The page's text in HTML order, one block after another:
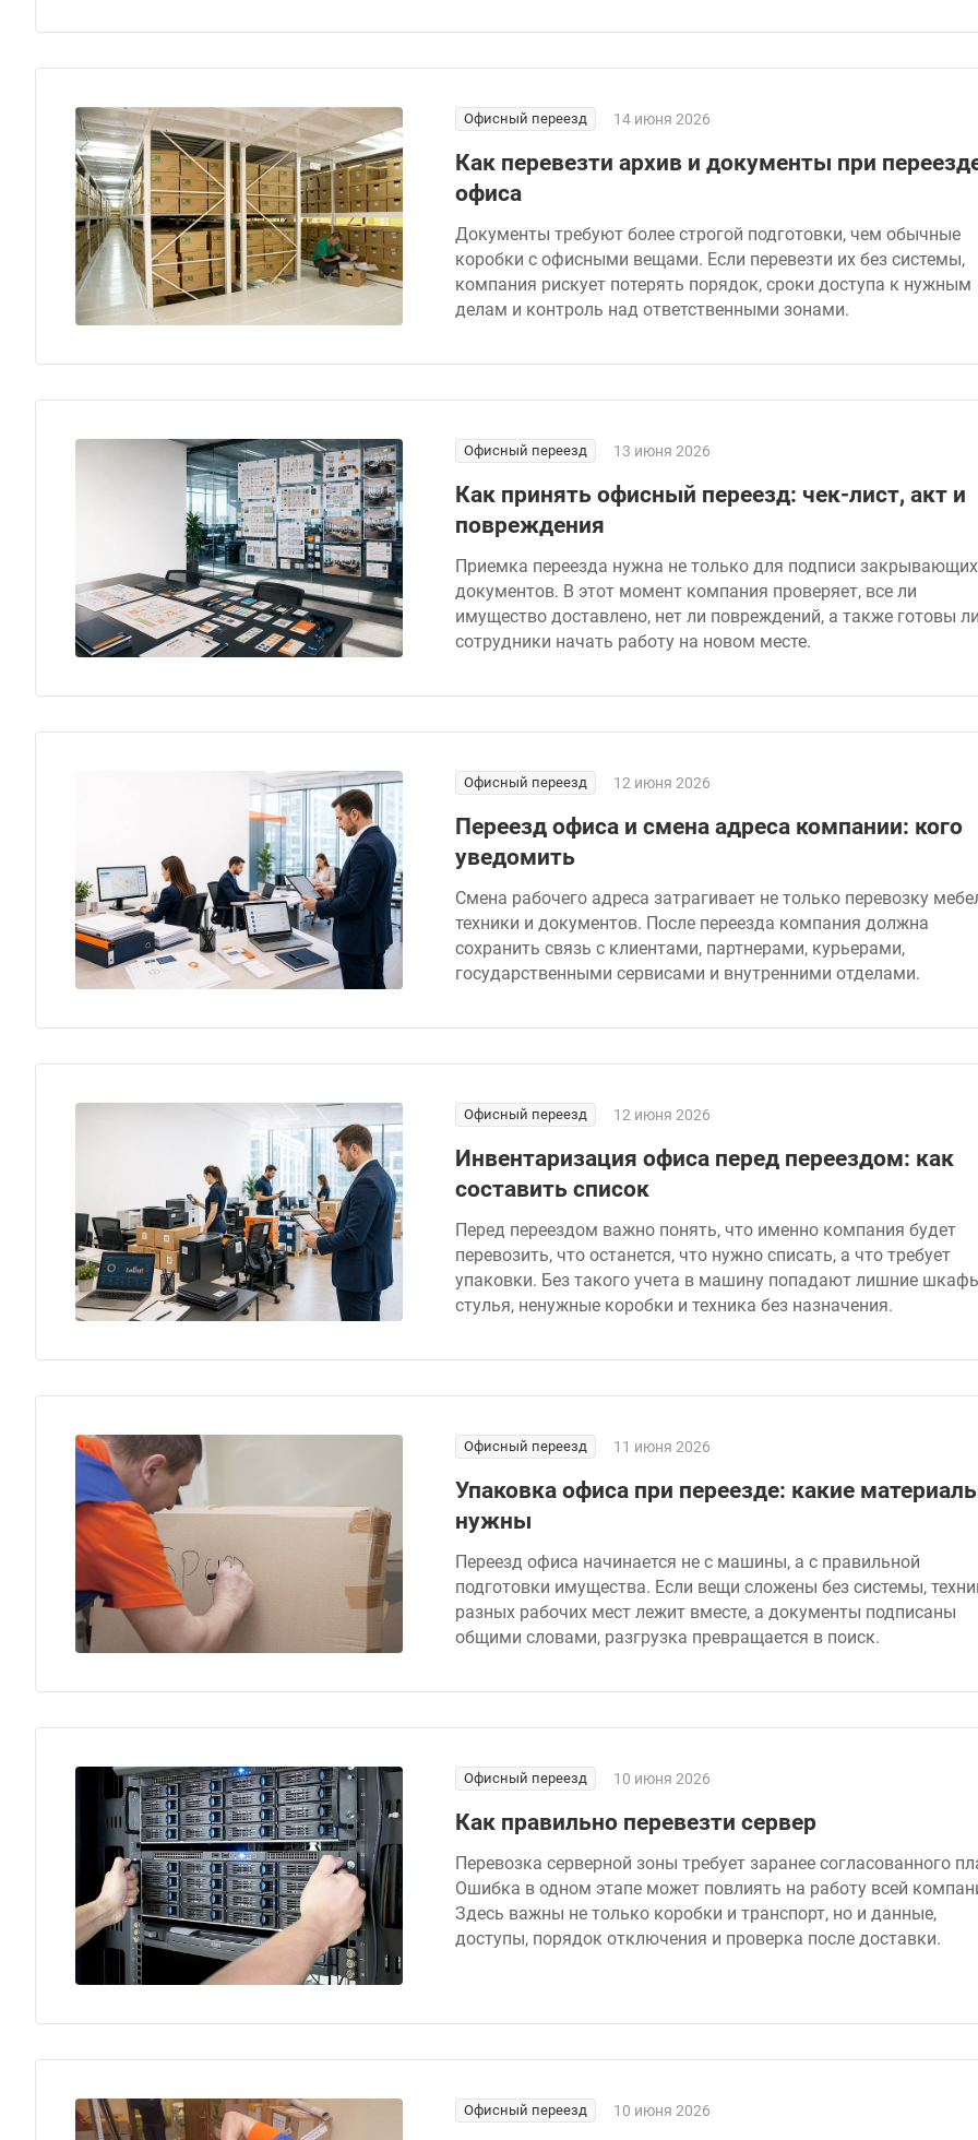
Офисный переезд 14 июня 2026
Как перевезти архив и документы при
офиса
Документы требуют более строгой подготовки, чем обычные
коробки с офисными вещами. Если перевезти их без системы,
компания рискует потерять порядок, сроки доступа к нужным
делам и контроль над ответственными зонами.
Офисный переезд 13 июня 2026
Как принять офисный переезд: чек-лист, акт и
повреждения
Приемка переезда нужна не только для подписи закрывающих
документов. В этот момент компания проверяет, все ли
имущество доставлено, нет ли повреждений, а также готовы
сотрудники начать работу на новом месте.
Офисный переезд 12 июня 2026
Переезд офиса и смена адреса компании: кого
уведомить
Смена рабочего адреса затрагивает не только перевозку
техники и документов. После переезда компания должна
сохранить связь с клиентами, партнерами, курьерами,
государственными сервисами и внутренними отделами.
Офисный переезд 12 июня 2026
Инвентаризация офиса перед переездом: как
составить список
Перед переездом важно понять, что именно компания будет
перевозить, что останется, что нужно списать, а что требует
упаковки. Без такого учета в машину попадают лишние
стулья, ненужные коробки и техника без назначения.
Офисный переезд 11 июня 2026
Упаковка офиса при переезде: какие
нужны
Переезд офиса начинается не с машины, а с правильной
подготовки имущества. Если вещи сложены без системы,
разных рабочих мест лежит вместе, а документы подписаны
общими словами, разгрузка превращается в поиск.
Офисный переезд 10 июня 2026
Как правильно перевезти сервер
Перевозка серверной зоны требует заранее согласованного
Ошибка в одном этапе может повлиять на работу всей
Здесь важны не только коробки и транспорт, но и данные,
доступы, порядок отключения и проверка после доставки.
Офисный переезд 10 июня 2026